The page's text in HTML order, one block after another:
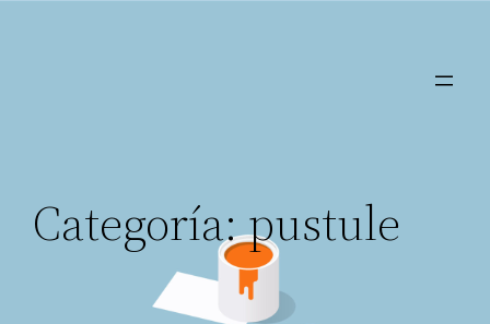
Categoría:pustule